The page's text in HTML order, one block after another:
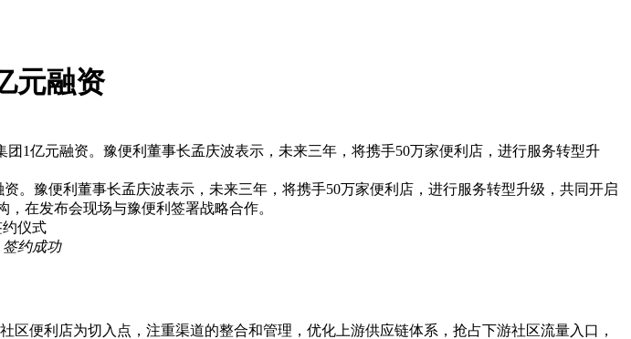
元融资
1亿元融资。豫便利董事长孟庆波表示，未来三年，将携手50万家便利店，进行服务转型升
。豫便利董事长孟庆波表示，未来三年，将携手50万家便利店，进行服务转型升级，共同开启
在发布会现场与豫便利签署战略合作。
约仪式
签约成功
区便利店为切入点，注重渠道的整合和管理，优化上游供应链体系，抢占下游社区流量入口，